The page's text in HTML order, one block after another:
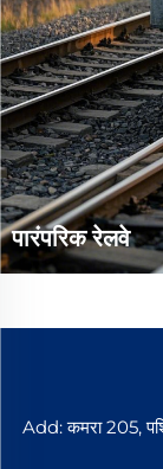
पारंपरिक रेलवे
Add: कमरा 205,